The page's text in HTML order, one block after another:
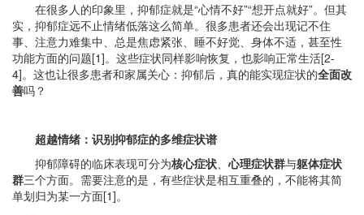
在很多人的印象里，抑郁症就是“心情不好”“想开点就好”。但其
实，抑郁症远不止情绪低落这么简单。很多患者还会出现记不住
事、注意力难集中、总是焦虑紧张、睡不好觉、身体不适，甚至性
功能方面的问题[1]。这些症状同样影响恢复，也影响正常生活[2-
4]。这也让很多患者和家属关心：抑郁后，真的能实现症状的全面改
善吗？
超越情绪：识别抑郁症的多维症状谱
抑郁障碍的临床表现可分为核心症状、 心理症状群与躯体症状
群三个方面。需要注意的是，有些症状是相互重叠的，不能将其简
单划归为某一方面[1]。